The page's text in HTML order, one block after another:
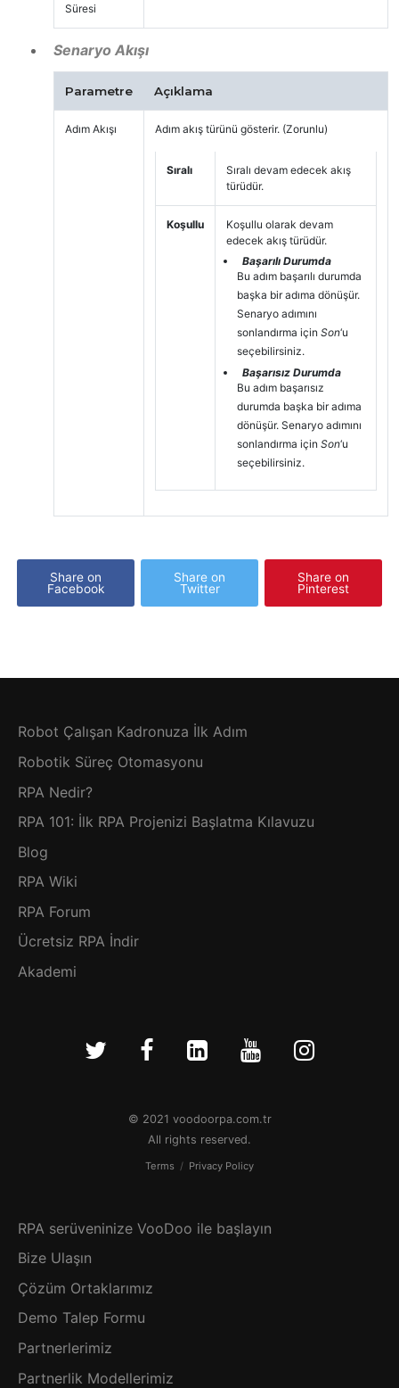
Süresi
Senaryo Akışı
Parametre Açıklama
Adım Akışı Adım akış türünü gösterir. (Zorunlu)
Sıralı
Sıralı devam edecek akış
türüdür.
Koşullu
Koşullu olarak devam
edecek akış türüdür.
Başarılı Durumda
Bu adım başarılı durumda
başka bir adıma dönüşür.
Senaryo adımını
sonlandırma için Son‘u
seçebilirsiniz.
Başarısız Durumda
Bu adım başarısız
durumda başka bir adıma
dönüşür. Senaryo adımını
sonlandırma için Son‘u
seçebilirsiniz.
Share on
Facebook
Share on
Twitter
Share on
Pinterest
Robot Çalışan Kadronuza İlk Adım
Robotik Süreç Otomasyonu
RPA Nedir?
RPA 101: İlk RPA Projenizi Başlatma Kılavuzu
Blog
RPA Wiki
RPA Forum
Ücretsiz RPA İndir
Akademi
© 2021 voodoorpa.com.tr
All rights reserved.
Terms / Privacy Policy
RPA serüveninize VooDoo ile başlayın
Bize Ulaşın
Çözüm Ortaklarımız
Demo Talep Formu
Partnerlerimiz
Partnerlik Modellerimiz